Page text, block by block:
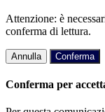
Attenzione: è
conferma di lettura.
Annulla Conferma
Conferma per